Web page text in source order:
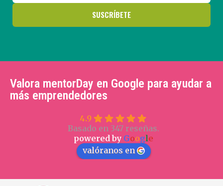
Valora mentorDay en Google para ayudar a
más emprendedores
4.9
Basado en 347 reseñas.
powered by Google
valóranos en